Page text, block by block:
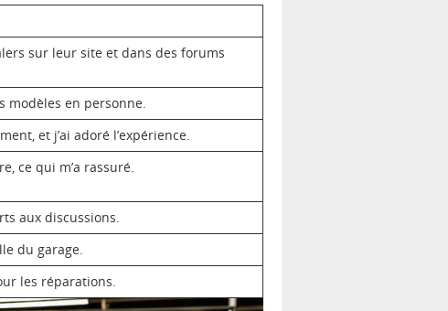
sur leur site et dans des forums
modèles en personne.
et j’ai adoré l’expérience.
ce qui m’a rassuré.
aux discussions.
du garage.
les réparations.